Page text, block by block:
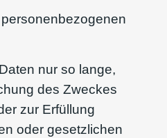
nur so lange,
des Zweckes
zur Erfüllung
oder gesetzlichen